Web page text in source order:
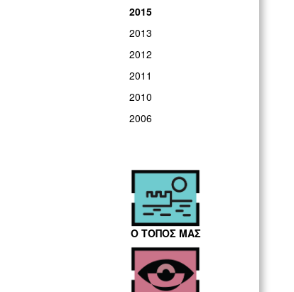
2015
2013
2012
2011
2010
2006
Ο ΤΟΠΟΣ ΜΑΣ